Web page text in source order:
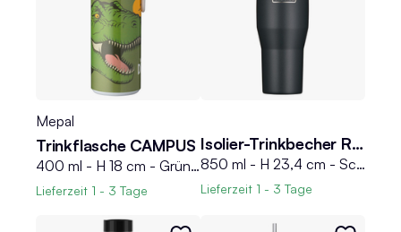
Mepal
Trinkflasche CAMPUS
400 ml - H 18 cm - Grün - Schwarz - Kunststoff - Silikon
Lieferzeit 1 - 3 Tage
Isolier-Trinkbecher REFRESHING
850 ml - H 23,4 cm - Schwarz matt - Edelstahl 18/8 - mit Deckel und Strohhalm
Lieferzeit 1 - 3 Tage